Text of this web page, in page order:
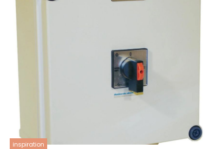
inspiration